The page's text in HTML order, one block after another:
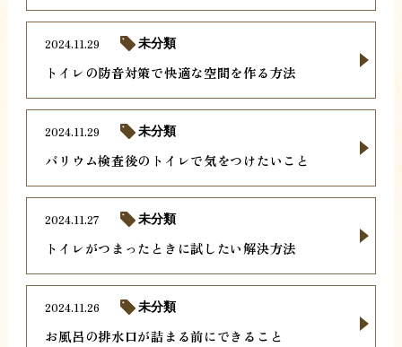
トイレの防音対策で快適な空間を作る方法
2024.11.29 未分類
バリウム検査後のトイレで気をつけたいこと
2024.11.29 未分類
トイレがつまったときに試したい解決方法
2024.11.27 未分類
お風呂の排水口が詰まる前にできること
2024.11.26 未分類